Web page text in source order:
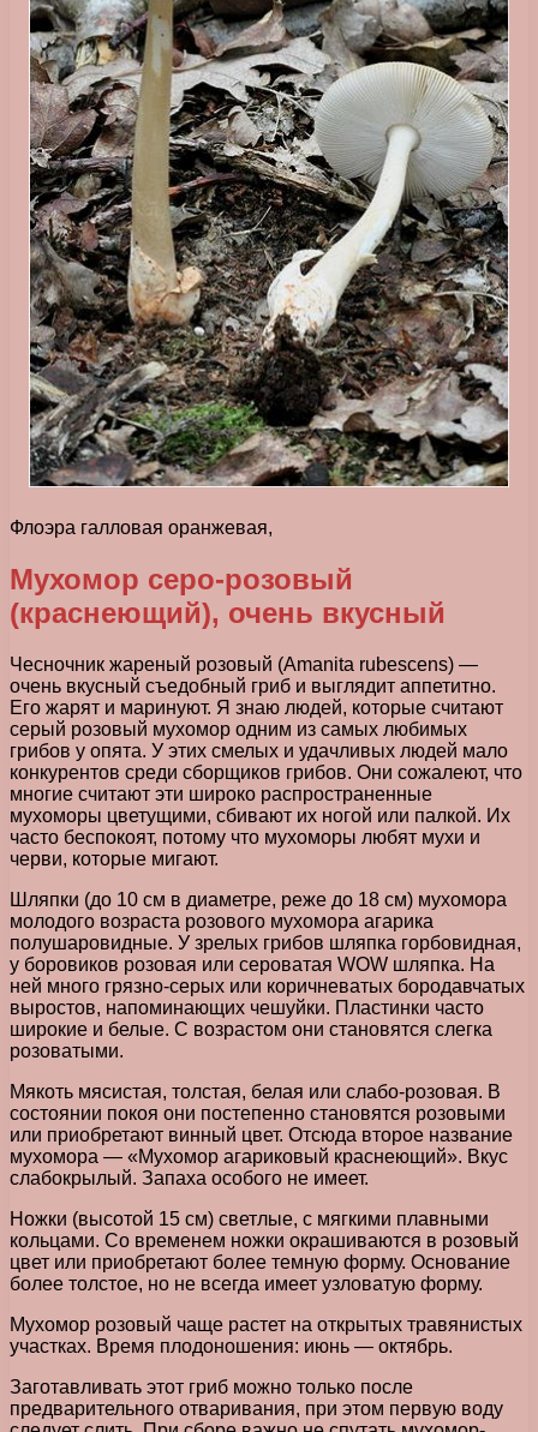
Флоэра галловая оранжевая,
Мухомор серо-розовый
(краснеющий), очень вкусный
Чесночник жареный розовый (Amanita rubescens) —
очень вкусный съедобный гриб и выглядит аппетитно.
Его жарят и маринуют. Я знаю людей, которые считают
серый розовый мухомор одним из самых любимых
грибов у опята. У этих смелых и удачливых людей мало
конкурентов среди сборщиков грибов. Они сожалеют, что
многие считают эти широко распространенные
мухоморы цветущими, сбивают их ногой или палкой. Их
часто беспокоят, потому что мухоморы любят мухи и
черви, которые мигают.
Шляпки (до 10 см в диаметре, реже до 18 см) мухомора
молодого возраста розового мухомора агарика
полушаровидные. У зрелых грибов шляпка горбовидная,
у боровиков розовая или сероватая WOW шляпка. На
ней много грязно-серых или коричневатых бородавчатых
выростов, напоминающих чешуйки. Пластинки часто
широкие и белые. С возрастом они становятся слегка
розоватыми.
Мякоть мясистая, толстая, белая или слабо-розовая. В
состоянии покоя они постепенно становятся розовыми
или приобретают винный цвет. Отсюда второе название
мухомора — «Мухомор агариковый краснеющий». Вкус
слабокрылый. Запаха особого не имеет.
Ножки (высотой 15 см) светлые, с мягкими плавными
кольцами. Со временем ножки окрашиваются в розовый
цвет или приобретают более темную форму. Основание
более толстое, но не всегда имеет узловатую форму.
Мухомор розовый чаще растет на открытых травянистых
участках. Время плодоношения: июнь — октябрь.
Заготавливать этот гриб можно только после
предварительного отваривания, при этом первую воду